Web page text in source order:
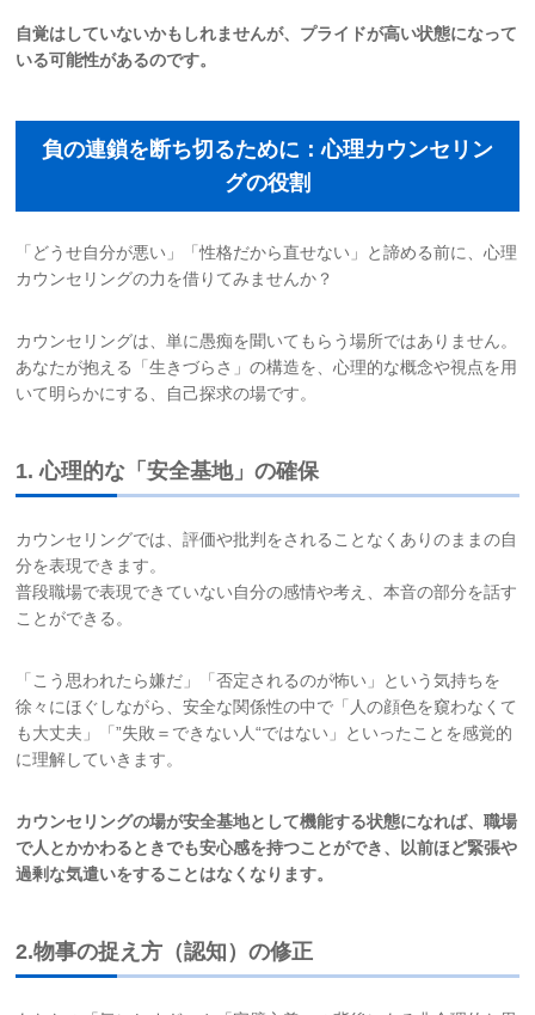
自覚はしていないかもしれませんが、プライドが高い状態になって
いる可能性があるのです。
負の連鎖を断ち切るために：心理カウンセリン
グの役割
「どうせ自分が悪い」「性格だから直せない」と諦める前に、心理
カウンセリングの力を借りてみませんか？
カウンセリングは、単に愚痴を聞いてもらう場所ではありません。
あなたが抱える「生きづらさ」の構造を、心理的な概念や視点を用
いて明らかにする、自己探求の場です。
1. 心理的な「安全基地」の確保
カウンセリングでは、評価や批判をされることなくありのままの自
分を表現できます。
普段職場で表現できていない自分の感情や考え、本音の部分を話す
ことができる。
「こう思われたら嫌だ」「否定されるのが怖い」という気持ちを
徐々にほぐしながら、安全な関係性の中で「人の顔色を窺わなくて
も大丈夫」「”失敗＝できない人“ではない」といったことを感覚的
に理解していきます。
カウンセリングの場が安全基地として機能する状態になれば、職場
で人とかかわるときでも安心感を持つことができ、以前ほど緊張や
過剰な気遣いをすることはなくなります。
2.物事の捉え方（認知）の修正